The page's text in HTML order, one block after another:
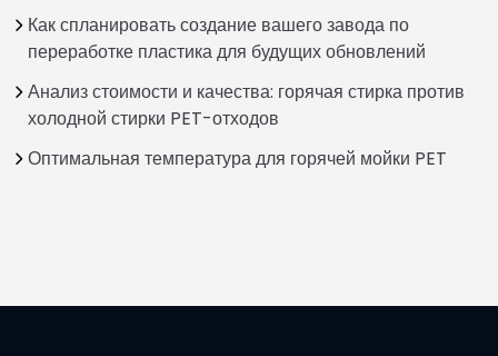
Как спланировать создание вашего завода по
переработке пластика для будущих обновлений
Анализ стоимости и качества: горячая стирка против
холодной стирки PET-отходов
Оптимальная температура для горячей мойки PET